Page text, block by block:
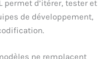
permet d’itérer, tester et
de développement,
ne remplacent